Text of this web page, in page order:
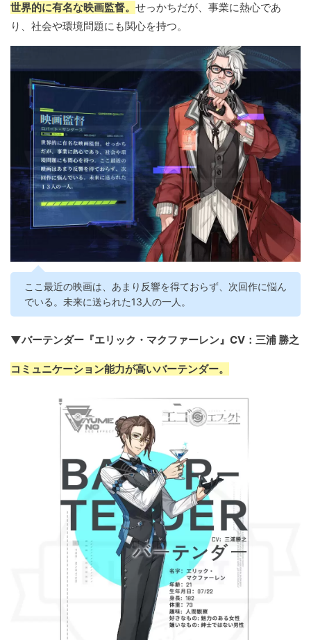
世界的に有名な映画監督。 せっかちだが、事業に熱心であ
り、社会や環境問題にも関心を持つ。
ここ最近の映画は、あまり反響を得ておらず、次回作に悩ん
でいる。未来に送られた13人の一人。
▼バーテンダー『エリック・マクファーレン』CV：三浦 勝之
コミュニケーション能力が高いバーテンダー。